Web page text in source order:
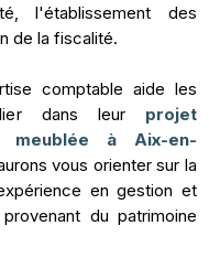
l'établissement des
de la fiscalité.
comptable aide les
dans leur projet
meublée à Aix-en-
vous orienter sur la
en gestion et
du patrimoine